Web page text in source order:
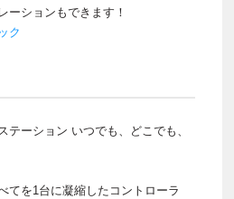
ーションもできます！
ク
テーション いつでも、どこでも、
てを1台に凝縮したコントローラ